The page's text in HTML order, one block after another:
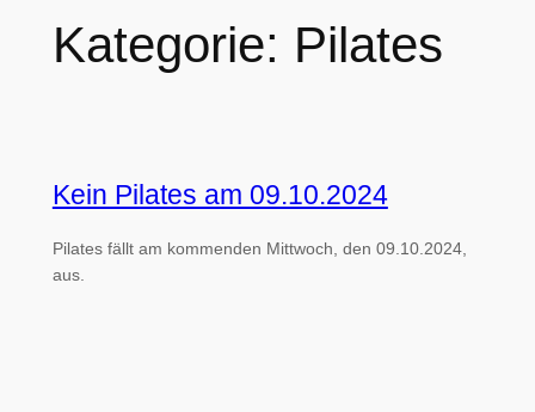
Kategorie: Pilates
Kein Pilates am 09.10.2024
Pilates fällt am kommenden Mittwoch, den 09.10.2024,
aus.